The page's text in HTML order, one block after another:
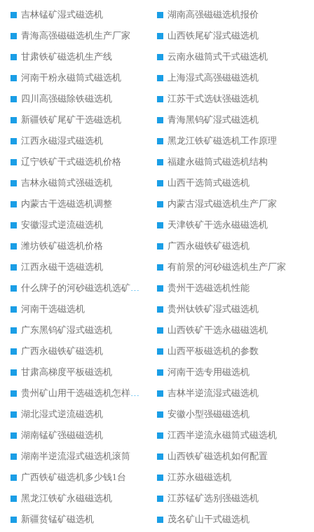
吉林锰矿湿式磁选机
湖南高强磁磁选机报价
青海高强磁磁选机生产厂家
山西铁尾矿湿式磁选机
甘肃铁矿磁选机生产线
云南永磁筒式干式磁选机
河南干粉永磁筒式磁选机
上海湿式高强磁磁选机
四川高强磁除铁磁选机
江苏干式选钛强磁选机
新疆铁矿尾矿干选磁选机
青海黑钨矿湿式磁选机
江西永磁湿式磁选机
黑龙江铁矿磁选机工作原理
辽宁铁矿干式磁选机价格
福建永磁筒式磁选机结构
吉林永磁筒式强磁选机
山西干选筒式磁选机
内蒙古干选磁选机调整
内蒙古湿式磁选机生产厂家
安徽湿式逆流磁选机
天津铁矿干选永磁磁选机
潍坊铁矿磁选机价格
广西永磁铁矿磁选机
江西永磁干选磁选机
有前景的河砂磁选机生产厂家
什么牌子的河砂磁选机选矿效果好
贵州干选磁选机性能
河南干选磁选机
贵州钛铁矿湿式磁选机
广东黑钨矿湿式磁选机
山西铁矿干选永磁磁选机
广西永磁铁矿磁选机
山西平板磁选机的参数
甘肃高梯度平板磁选机
河南干选专用磁选机
贵州矿山用干选磁选机怎样调磁
吉林半逆流湿式磁选机
湖北湿式逆流磁选机
安徽小型强磁磁选机
湖南锰矿强磁磁选机
江西半逆流永磁筒式磁选机
湖南半逆流湿式磁选机滚筒
山西铁矿磁选机如何配置
广西铁矿磁选机多少钱1台
江苏永磁磁选机
黑龙江铁矿永磁磁选机
江苏锰矿选别强磁选机
新疆贫锰矿磁选机
茂名矿山干式磁选机